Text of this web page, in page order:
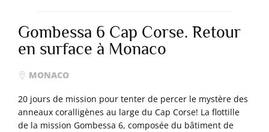
Gombessa 6 Cap Corse. Retour
en surface à Monaco
MONACO
20 jours de mission pour tenter de percer le mystère des
anneaux coralligènes au large du Cap Corse! La flottille
de la mission Gombessa 6, composée du bâtiment de